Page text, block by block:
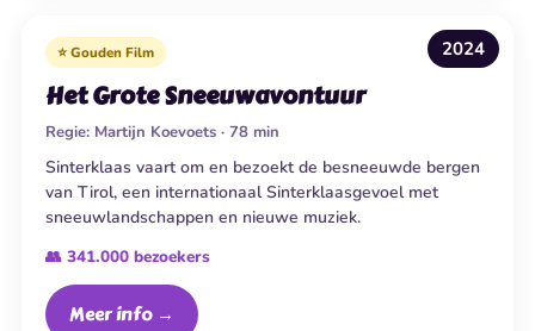
2024
⭐ Gouden Film
Het Grote Sneeuwavontuur
Regie: Martijn Koevoets · 78 min
Sinterklaas vaart om en bezoekt de besneeuwde bergen
van Tirol, een internationaal Sinterklaasgevoel met
sneeuwlandschappen en nieuwe muziek.
👥 341.000 bezoekers
Meer info →